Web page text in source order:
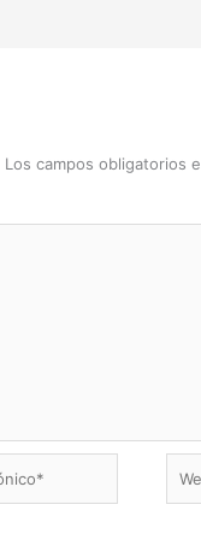
Los campos obligatorios